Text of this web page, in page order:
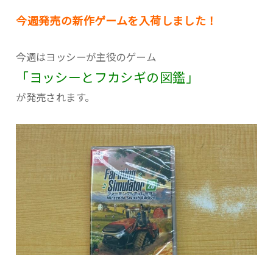
今週発売の新作ゲームを入荷しました！
今週はヨッシーが主役のゲーム
「ヨッシーとフカシギの図鑑」
が発売されます。